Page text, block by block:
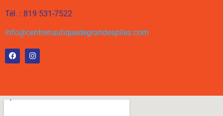
Tél. : 819 531-7522
info@centrenautiquedegrandespiles.com